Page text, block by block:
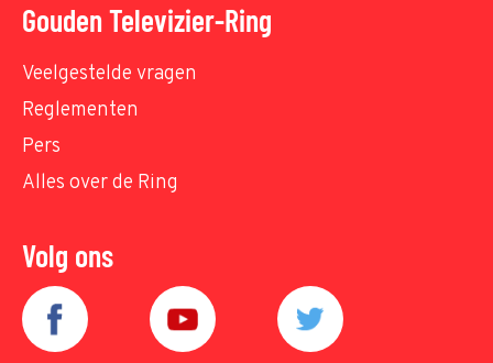
Gouden Televizier-Ring
Veelgestelde vragen
Reglementen
Pers
Alles over de Ring
Volg ons